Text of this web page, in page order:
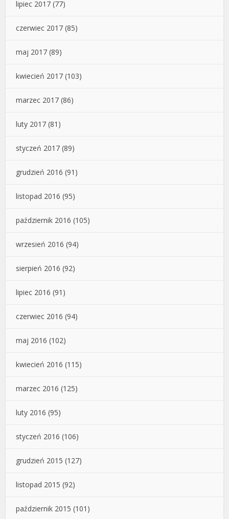
lipiec 2017 (77)
czerwiec 2017 (85)
maj 2017 (89)
kwiecień 2017 (103)
marzec 2017 (86)
luty 2017 (81)
styczeń 2017 (89)
grudzień 2016 (91)
listopad 2016 (95)
październik 2016 (105)
wrzesień 2016 (94)
sierpień 2016 (92)
lipiec 2016 (91)
czerwiec 2016 (94)
maj 2016 (102)
kwiecień 2016 (115)
marzec 2016 (125)
luty 2016 (95)
styczeń 2016 (106)
grudzień 2015 (127)
listopad 2015 (92)
październik 2015 (101)